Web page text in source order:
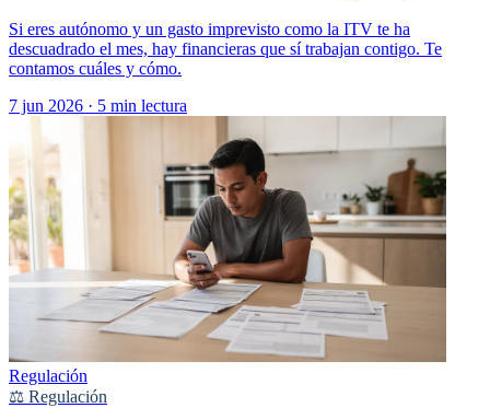
Si eres autónomo y un gasto imprevisto como la ITV te ha
descuadrado el mes, hay financieras que sí trabajan contigo. Te
contamos cuáles y cómo.
7 jun 2026 · 5 min lectura
Regulación
⚖️ Regulación